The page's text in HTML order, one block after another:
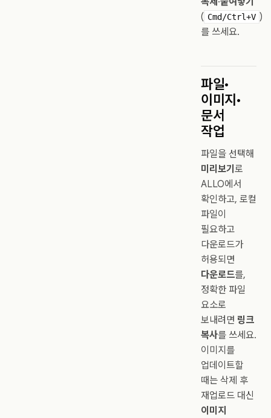
( Cmd/Ctrl+V )
를 쓰세요.
파일·
이미지·
문서
작업
파일을 선택해
미리보기 로
ALLO에서
확인하고, 로컬
파일이
필요하고
다운로드가
허용되면
다운로드를,
정확한 파일
요소로
보내려면 링크
복사를 쓰세요.
이미지를
업데이트할
때는 삭제 후
재업로드 대신
이미지